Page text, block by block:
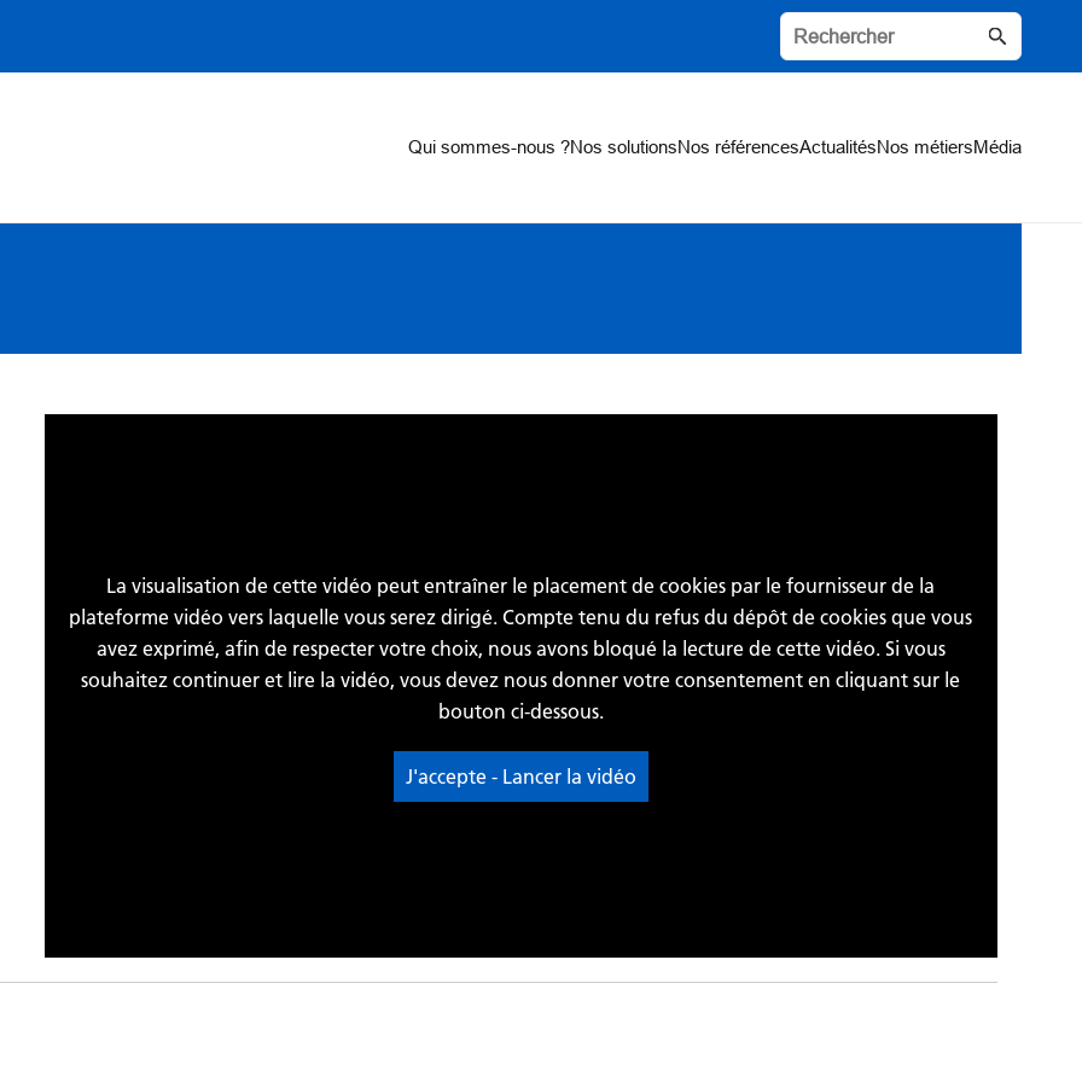
Qui sommes-nous ?Nos solutionsNos référencesActualitésNos métiersMédia
La visualisation de cette vidéo peut entraîner le placement de cookies par le fournisseur de la
plateforme vidéo vers laquelle vous serez dirigé. Compte tenu du refus du dépôt de cookies que vous
avez exprimé, afin de respecter votre choix, nous avons bloqué la lecture de cette vidéo. Si vous
souhaitez continuer et lire la vidéo, vous devez nous donner votre consentement en cliquant sur le
bouton ci-dessous.
J'accepte - Lancer la vidéo